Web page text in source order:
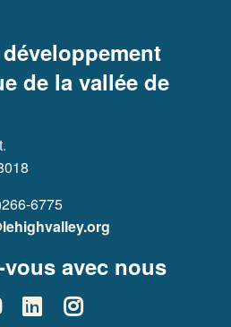
de la vallée de
6775
avec nous